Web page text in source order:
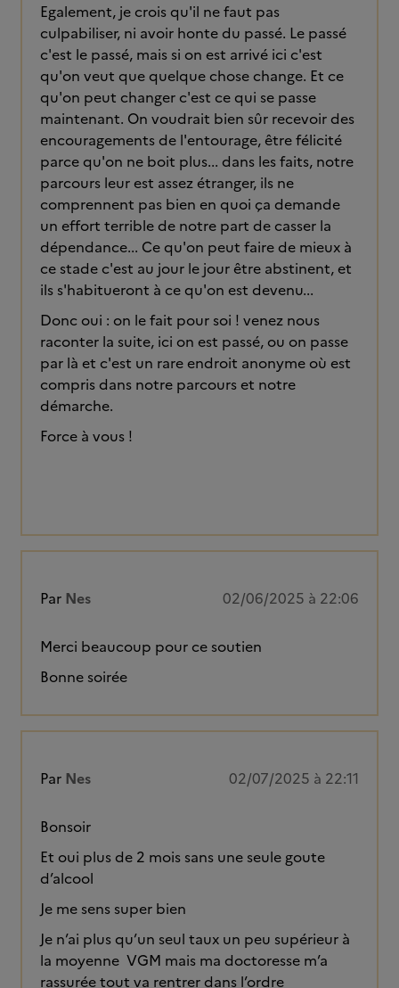
Egalement, je crois qu'il ne faut pas
culpabiliser, ni avoir honte du passé. Le passé
c'est le passé, mais si on est arrivé ici c'est
qu'on veut que quelque chose change. Et ce
qu'on peut changer c'est ce qui se passe
maintenant. On voudrait bien sûr recevoir des
encouragements de l'entourage, être félicité
parce qu'on ne boit plus... dans les faits, notre
parcours leur est assez étranger, ils ne
comprennent pas bien en quoi ça demande
un effort terrible de notre part de casser la
dépendance... Ce qu'on peut faire de mieux à
ce stade c'est au jour le jour être abstinent, et
ils s'habitueront à ce qu'on est devenu...
Donc oui : on le fait pour soi ! venez nous
raconter la suite, ici on est passé, ou on passe
par là et c'est un rare endroit anonyme où est
compris dans notre parcours et notre
démarche.
Force à vous !
Par Nes 02/06/2025 à 22:06
Merci beaucoup pour ce soutien
Bonne soirée
Par Nes 02/07/2025 à 22:11
Bonsoir
Et oui plus de 2 mois sans une seule goute
d’alcool
Je me sens super bien
Je n’ai plus qu’un seul taux un peu supérieur à
la moyenne VGM mais ma doctoresse m’a
rassurée tout va rentrer dans l’ordre